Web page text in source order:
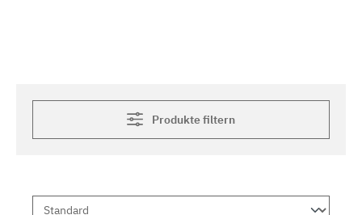
Produkte filtern